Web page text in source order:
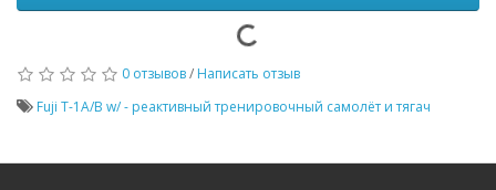
0 отзывов/ Написать отзыв
Fuji T-1A/B w/ - реактивный тренировочный самолёт и тягач